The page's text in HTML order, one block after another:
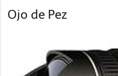
Ojo de Pez